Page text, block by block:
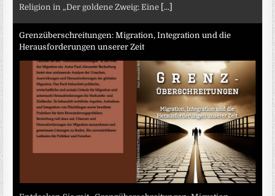
Religion in „Der goldene Zweig: Eine [...]
Grenzüberschreitungen: Migration, Integration und die
Herausforderungen unserer Zeit